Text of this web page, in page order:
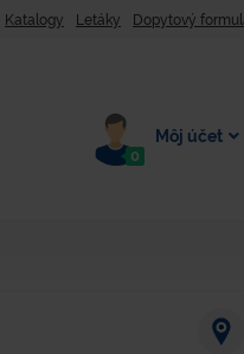
Katalogy Letáky Dopytový
0
Môj účet